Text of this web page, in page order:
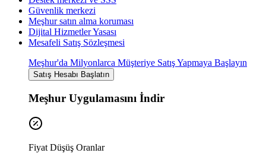
Güvenlik merkezi
Meşhur satın alma koruması
Dijital Hizmetler Yasası
Mesafeli Satış Sözleşmesi
Meşhur'da Milyonlarca Müşteriye Satış Yapmaya Başlayın
Satış Hesabı Başlatın
Meşhur Uygulamasını İndir
Fiyat Düşüş Oranlar